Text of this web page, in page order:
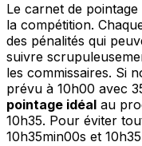
Le carnet de
la compétition.
des pénalités qui
suivre
les commissaires. Si
prévu à 10h00 avec
pointage idéal au
10h35. Pour éviter
10h35min00s et